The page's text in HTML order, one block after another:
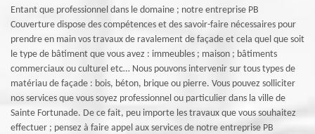
Entant que professionnel dans le domaine ; notre entreprise PB
Couverture dispose des compétences et des savoir-faire nécessaires pour
prendre en main vos travaux de ravalement de façade et cela quel que soit
le type de bâtiment que vous avez : immeubles ; maison ; bâtiments
commerciaux ou culturel etc… Nous pouvons intervenir sur tous types de
matériau de façade : bois, béton, brique ou pierre. Vous pouvez solliciter
nos services que vous soyez professionnel ou particulier dans la ville de
Sainte Fortunade. De ce fait, peu importe les travaux que vous souhaitez
effectuer ; pensez à faire appel aux services de notre entreprise PB